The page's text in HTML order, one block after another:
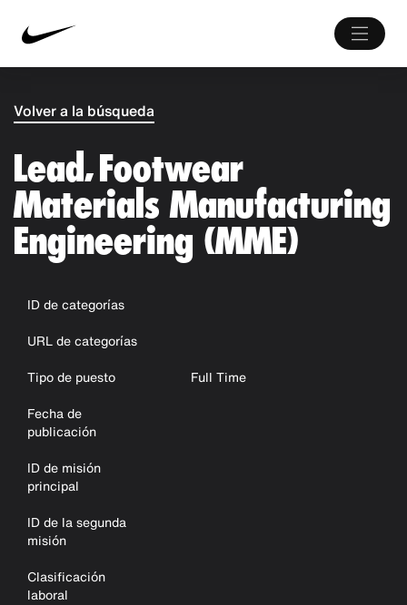
Volver a la búsqueda
Lead, Footwear
Materials Manufacturing
Engineering (MME)
ID de categorías
URL de categorías
Tipo de puesto
Full Time
Fecha de
publicación
ID de misión
principal
ID de la segunda
misión
Clasificación
laboral